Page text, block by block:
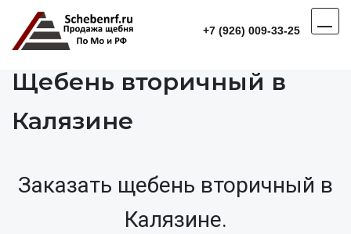
+7 (926) 009-33-25
Щебень вторичный в
Калязине
Заказать щебень вторичный в
Калязине.